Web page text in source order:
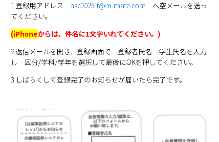
1.登録用アドレス hsc2025-t@m-mate.com へ空メールを送っ
てください。
(iPhoneからは、件名に1文字いれてください。)
2.返信メールを開き、登録画面で 登録者氏名 学生氏名を入力
し 区分/学科/学年を選択して最後にOKを押してください。
3.しばらくして登録完了のお知らせが届いたら完了です。